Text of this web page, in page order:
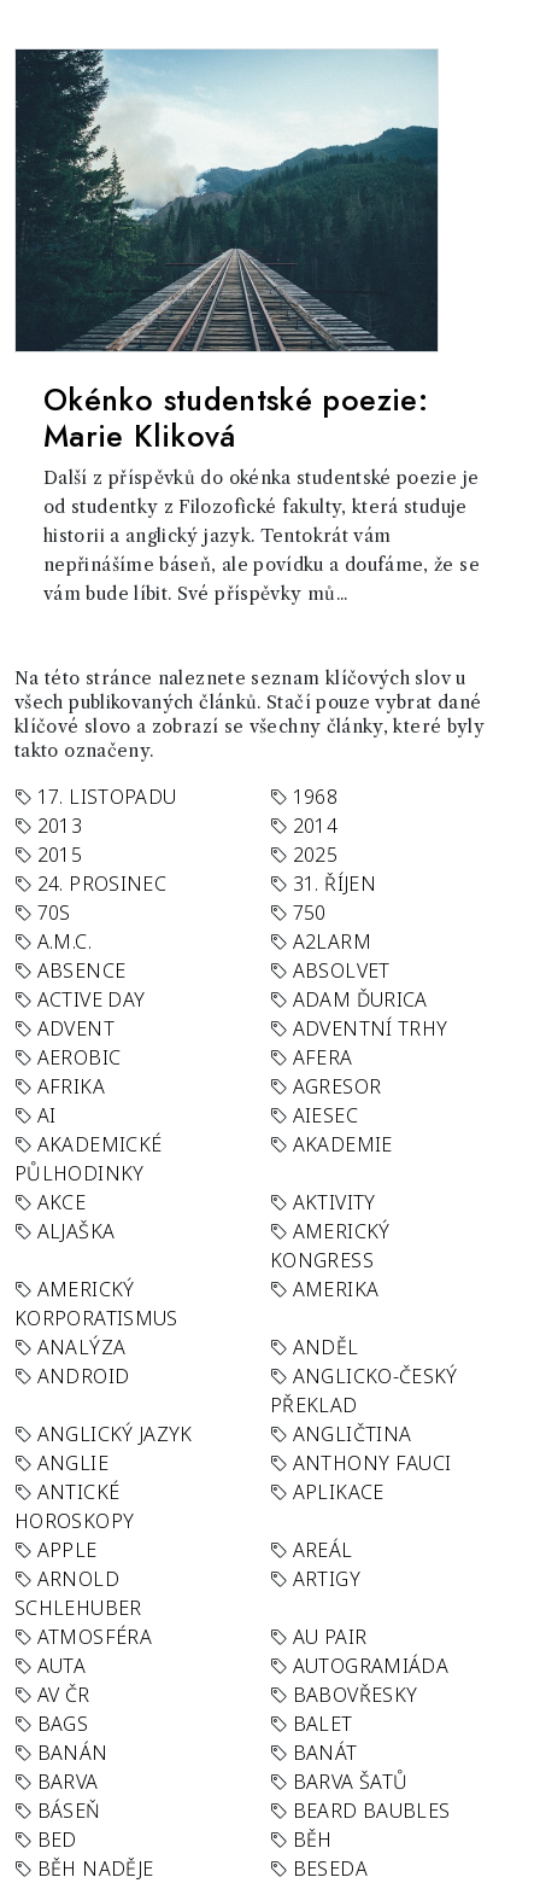
Okénko studentské poezie:
Marie Kliková
Další z příspěvků do okénka studentské poezie je
od studentky z Filozofické fakulty, která studuje
historii a anglický jazyk. Tentokrát vám
nepřinášíme báseň, ale povídku a doufáme, že se
vám bude líbit. Své příspěvky mů...
Na této stránce naleznete seznam klíčových slov u
všech publikovaných článků. Stačí pouze vybrat dané
klíčové slovo a zobrazí se všechny články, které byly
takto označeny.
17. LISTOPADU
1968
2013
2014
2015
2025
24. PROSINEC
31. ŘÍJEN
70S
750
A.M.C.
A2LARM
ABSENCE
ABSOLVET
ACTIVE DAY
ADAM ĎURICA
ADVENT
ADVENTNÍ TRHY
AEROBIC
AFERA
AFRIKA
AGRESOR
AI
AIESEC
AKADEMICKÉ
PŮLHODINKY
AKADEMIE
AKCE
AKTIVITY
ALJAŠKA
AMERICKÝ
KONGRESS
AMERICKÝ
KORPORATISMUS
AMERIKA
ANALÝZA
ANDĚL
ANDROID
ANGLICKO-ČESKÝ
PŘEKLAD
ANGLICKÝ JAZYK
ANGLIČTINA
ANGLIE
ANTHONY FAUCI
ANTICKÉ
HOROSKOPY
APLIKACE
APPLE
AREÁL
ARNOLD
SCHLEHUBER
ARTIGY
ATMOSFÉRA
AU PAIR
AUTA
AUTOGRAMIÁDA
AV ČR
BABOVŘESKY
BAGS
BALET
BANÁN
BANÁT
BARVA
BARVA ŠATŮ
BÁSEŇ
BEARD BAUBLES
BED
BĚH
BĚH NADĚJE
BESEDA